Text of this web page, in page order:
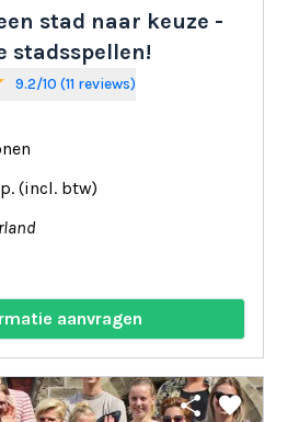
stad naar keuze -
stadsspellen!
9.2/10 (11 reviews)
(incl. btw)
aanvragen
share favorite